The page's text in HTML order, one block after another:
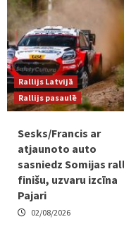
Rallijs Latvijā
Rallijs pasaulē
Sesks/Francis ar
atjaunoto auto
sasniedz Somijas
finišu, uzvaru izcīna
Pajari
02/08/2026